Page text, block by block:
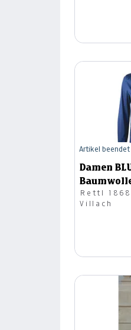
Damen
Rettl 1868 Kilts & Fashion
Villach
Artikel beendet